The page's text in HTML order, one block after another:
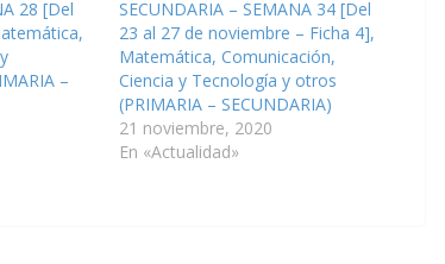
28 [Del
–
SECUNDARIA – SEMANA 34 [Del
23 al 27 de noviembre – Ficha 4],
Matemática, Comunicación,
Ciencia y Tecnología y otros
(PRIMARIA – SECUNDARIA)
21 noviembre, 2020
En «Actualidad»